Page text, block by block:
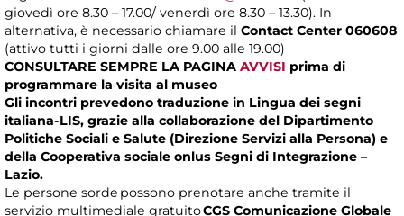
giovedì ore 8.30 – 17.00/ venerdì ore 8.30 – 13.30). In
alternativa, è necessario chiamare il Contact Center 060608
(attivo tutti i giorni dalle ore 9.00 alle 19.00)
CONSULTARE SEMPRE LA PAGINA AVVISI prima di
programmare la visita al museo
Gli incontri prevedono traduzione in Lingua dei segni
italiana-LIS, grazie alla collaborazione del Dipartimento
Politiche Sociali e Salute (Direzione Servizi alla Persona) e
della Cooperativa sociale onlus Segni di Integrazione –
Lazio.
Le persone sorde possono prenotare anche tramite il
servizio multimediale gratuitoCGS Comunicazione Globale